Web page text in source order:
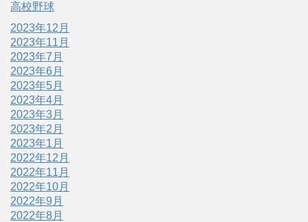
高校野球
2023年12月
2023年11月
2023年7月
2023年6月
2023年5月
2023年4月
2023年3月
2023年2月
2023年1月
2022年12月
2022年11月
2022年10月
2022年9月
2022年8月